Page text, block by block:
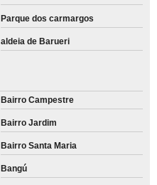
Parque dos carmargos
aldeia de Barueri
Bairro Campestre
Bairro Jardim
Bairro Santa Maria
Bangú